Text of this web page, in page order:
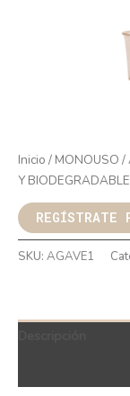
Inicio / MONOUSO /
Y
REGÍSTRATE
SKU: AGAVE1